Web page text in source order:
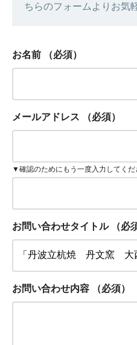
ちらのフォームよりお気
お名前 （必須）
メールアドレス （必須）
▼確認のためにもう一度入力してくだ
お問い合わせタイトル （必
お問い合わせ内容 （必須）